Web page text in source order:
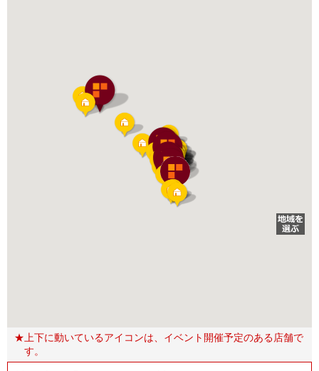
★上下に動いているアイコンは、イベント開催予定のある店舗で
す。